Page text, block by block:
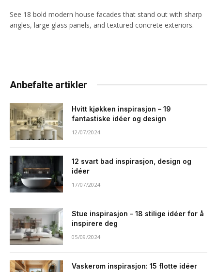
See 18 bold modern house facades that stand out with sharp
angles, large glass panels, and textured concrete exteriors.
Anbefalte artikler
Hvitt kjøkken inspirasjon – 19
fantastiske idéer og design
12/07/2024
12 svart bad inspirasjon, design og
idéer
17/07/2024
Stue inspirasjon – 18 stilige idéer for å
inspirere deg
05/09/2024
Vaskerom inspirasjon: 15 flotte idéer